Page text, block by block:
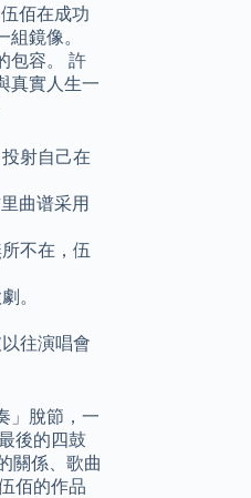
佰在成功
鏡像。
包容。 許
真實人生一
射自己在
曲谱采用
不在，伍
。
往演唱會
」脫節，一
後的四鼓
關係、歌曲
佰的作品